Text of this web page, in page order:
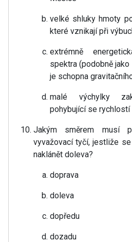
velké shluky hmoty
které vznikají při
extrémně
spektra (podobně
je schopna
malé výchylky
pohybující se rychlostí
Jakým směrem musí
vyvažovací tyčí, jestliže
naklánět doleva?
doprava
doleva
dopředu
dozadu